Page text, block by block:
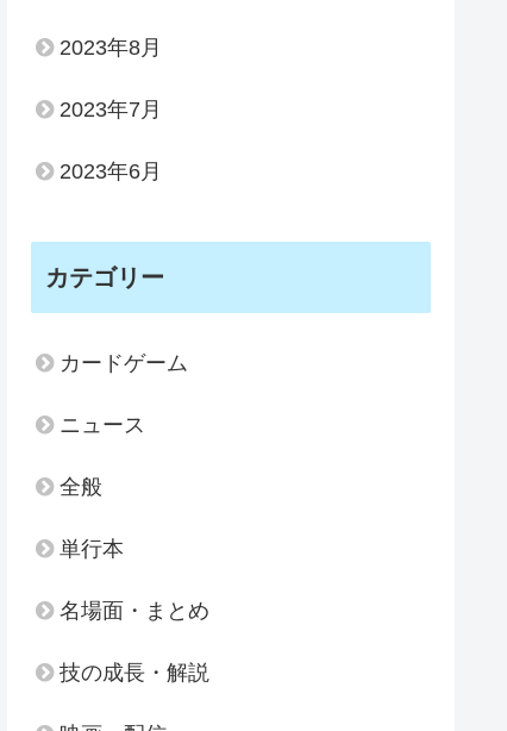
2023年8月
2023年7月
2023年6月
カテゴリー
カードゲーム
ニュース
全般
単行本
名場面・まとめ
技の成長・解説